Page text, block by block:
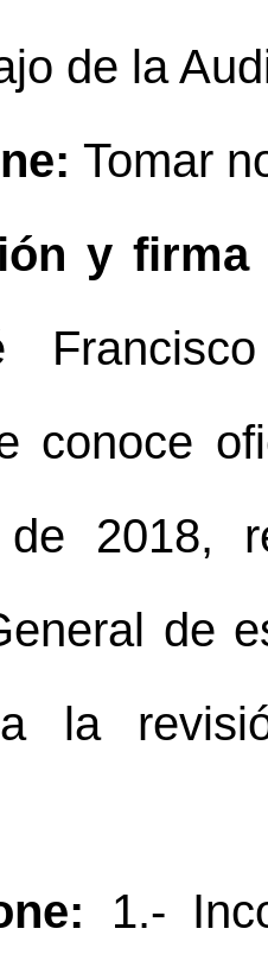
de la
Tomar
y firma
conoce
de 2018,
de
la
1.-